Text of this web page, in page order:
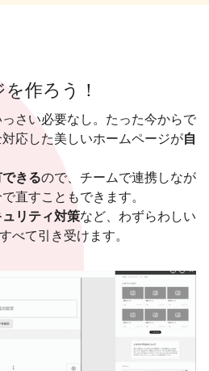
作ろう！
さい必要なし。たった今からで
応した美しいホームページが自
きるので、チームで連携しなが
直すこともできます。
リティ対策など、わずらわしい
べて引き受けます。